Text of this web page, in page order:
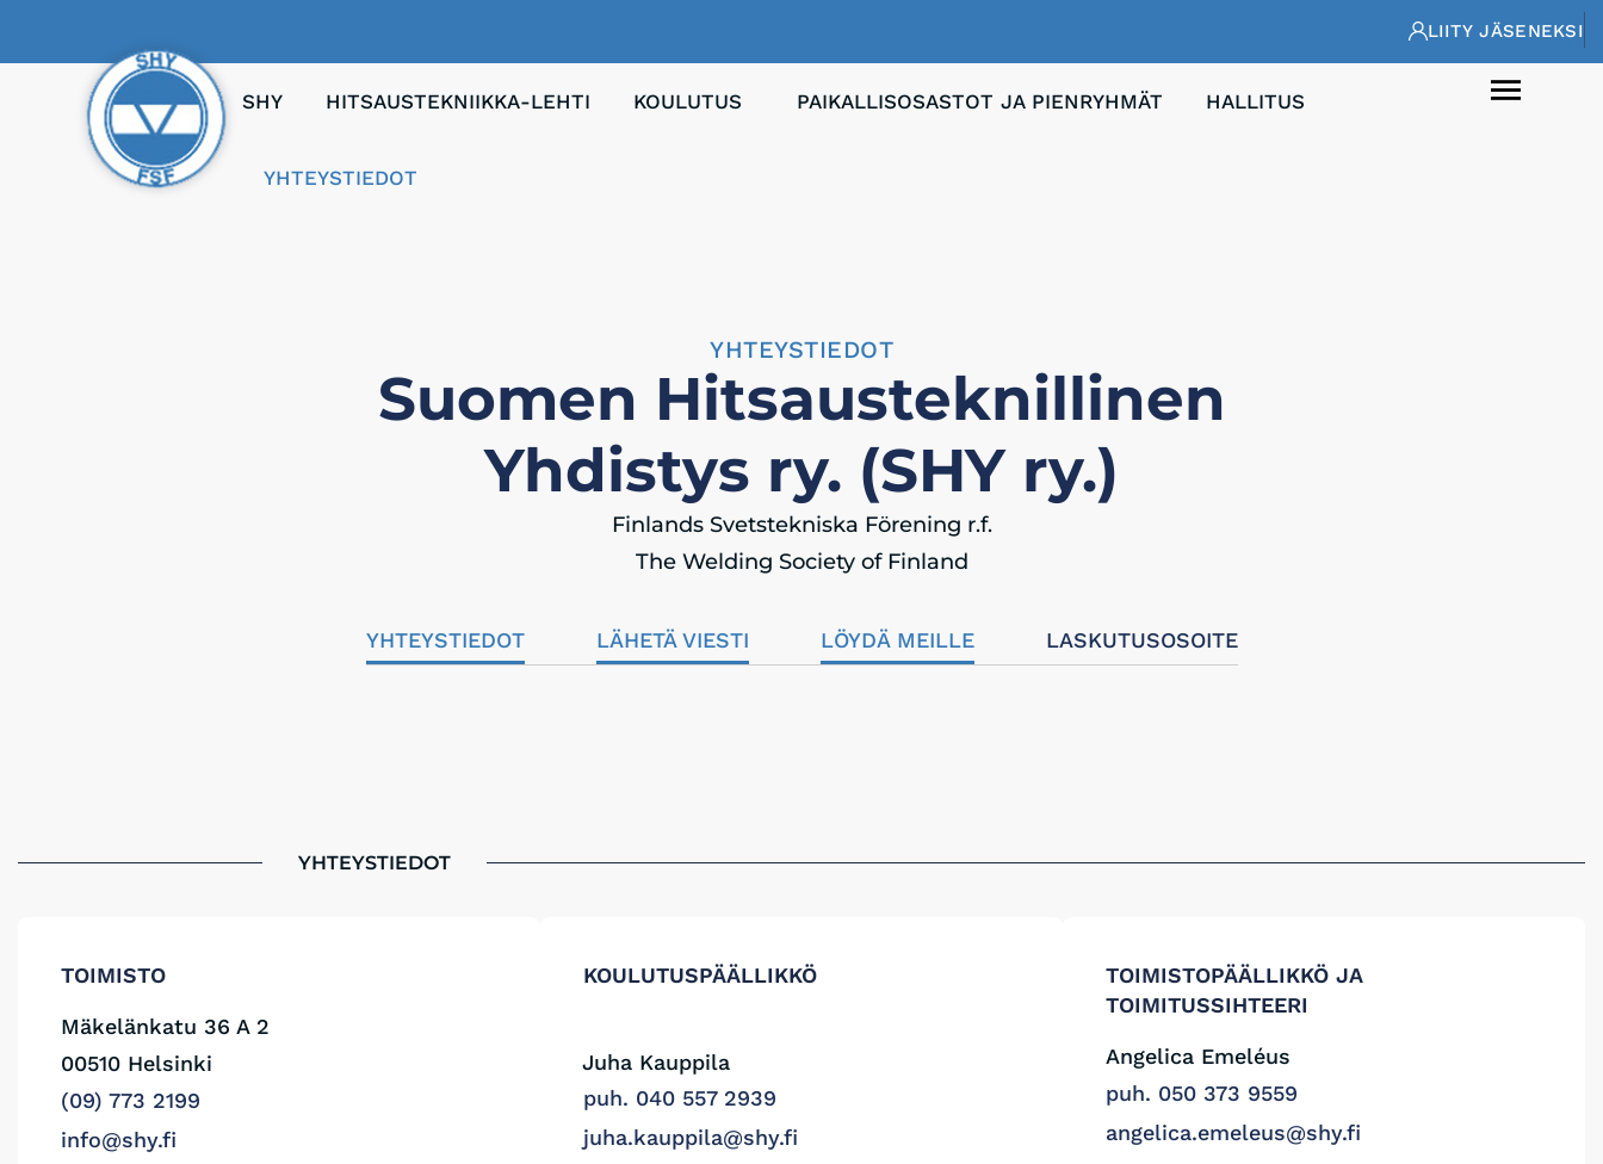
LIITY JÄSENEKSI
SHY HITSAUSTEKNIIKKA-LEHTI KOULUTUS PAIKALLISOSASTOT JA PIENRYHMÄT HALLITUS
YHTEYSTIEDOT
YHTEYSTIEDOT
Suomen Hitsausteknillinen
Yhdistys ry. (SHY ry.)
Finlands Svetstekniska Förening r.f.
The Welding Society of Finland
YHTEYSTIEDOT LÄHETÄ VIESTI LÖYDÄ MEILLE LASKUTUSOSOITE
YHTEYSTIEDOT
TOIMISTO
Mäkelänkatu 36 A 2
00510 Helsinki
(09) 773 2199
info@shy.fi
KOULUTUSPÄÄLLIKKÖ
Juha Kauppila
puh. 040 557 2939
juha.kauppila@shy.fi
TOIMISTOPÄÄLLIKKÖ JA
TOIMITUSSIHTEERI
Angelica Emeléus
puh. 050 373 9559
angelica.emeleus@shy.fi